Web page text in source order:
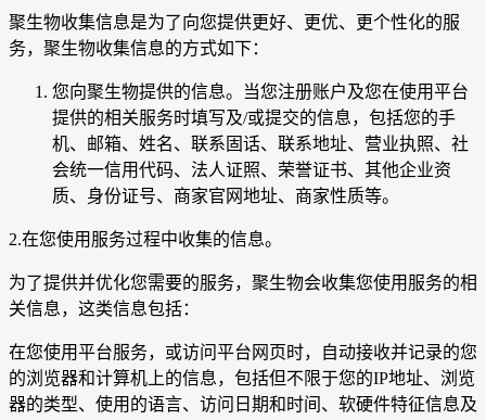
聚生物收集信息是为了向您提供更好、更优、更个性化的服
务，聚生物收集信息的方式如下：
您向聚生物提供的信息。当您注册账户及您在使用平台
提供的相关服务时填写及/或提交的信息，包括您的手
机、邮箱、姓名、联系固话、联系地址、营业执照、社
会统一信用代码、法人证照、荣誉证书、其他企业资
质、身份证号、商家官网地址、商家性质等。
2.在您使用服务过程中收集的信息。
为了提供并优化您需要的服务，聚生物会收集您使用服务的相
关信息，这类信息包括：
在您使用平台服务，或访问平台网页时，自动接收并记录的您
的浏览器和计算机上的信息，包括但不限于您的IP地址、浏览
器的类型、使用的语言、访问日期和时间、软硬件特征信息及